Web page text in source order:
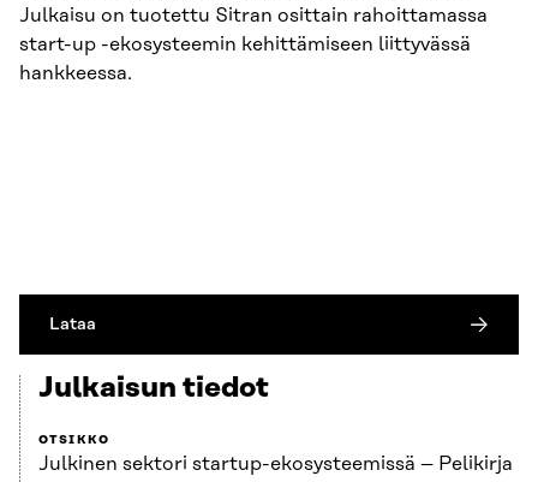
Julkaisu on tuotettu Sitran osittain rahoittamassa
start-up -ekosysteemin kehittämiseen liittyvässä
hankkeessa.
Lataa
Julkaisun tiedot
OTSIKKO
Julkinen sektori startup-ekosysteemissä – Pelikirja